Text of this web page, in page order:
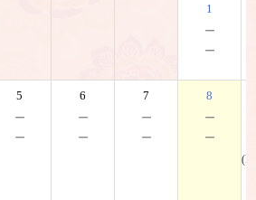
1
－
－
5
－
－
6
－
－
7
－
－
8
－
－